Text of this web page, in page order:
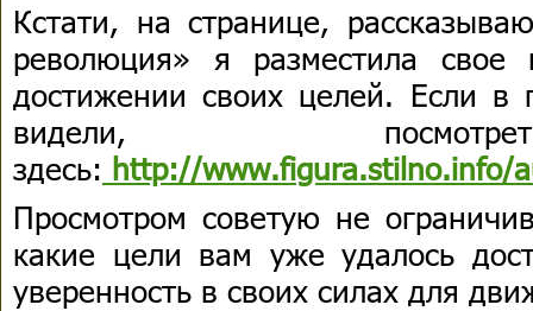
Кстати, на странице,
революция» я разместила
достижении своих целей. Если
видели,
здесь: http://www.figura.stilno.info/
Просмотром советую не
какие цели вам уже удалось
уверенность в своих силах для